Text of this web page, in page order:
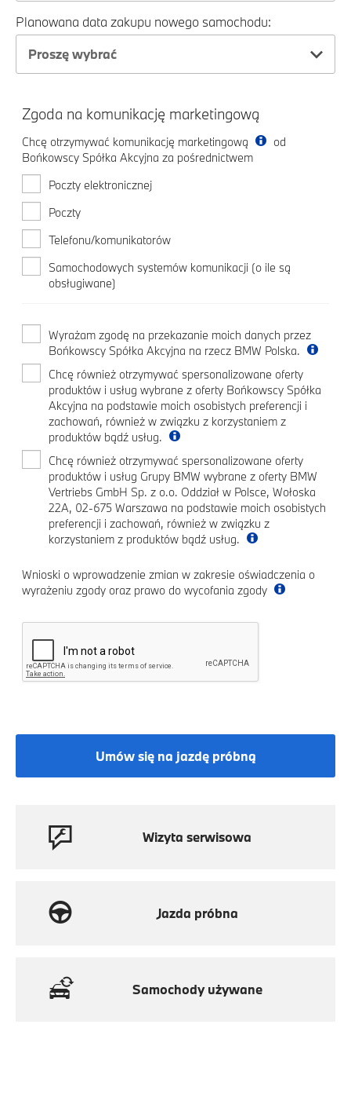
Planowana data zakupu nowego samochodu:
Proszę wybrać
Zgoda na komunikację marketingową
Chcę otrzymywać komunikację marketingową
od
Bońkowscy Spółka Akcyjna za pośrednictwem
Poczty elektronicznej
Poczty
Telefonu/komunikatorów
Samochodowych systemów komunikacji (o ile są
obsługiwane)
Wyrażam zgodę na przekazanie moich danych przez
Bońkowscy Spółka Akcyjna na rzecz BMW Polska.
Chcę również otrzymywać spersonalizowane oferty
produktów i usług wybrane z oferty Bońkowscy Spółka
Akcyjna na podstawie moich osobistych preferencji i
zachowań, również w związku z korzystaniem z
produktów bądź usług.
Chcę również otrzymywać spersonalizowane oferty
produktów i usług Grupy BMW wybrane z oferty BMW
Vertriebs GmbH Sp. z o.o. Oddział w Polsce, Wołoska
22A, 02-675 Warszawa na podstawie moich osobistych
preferencji i zachowań, również w związku z
korzystaniem z produktów bądź usług.
Wnioski o wprowadzenie zmian w zakresie oświadczenia o
wyrażeniu zgody oraz prawo do wycofania zgody
Umów się na jazdę próbną
Wizyta serwisowa
Jazda próbna
Samochody używane